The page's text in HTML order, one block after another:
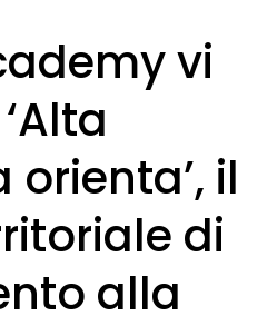
vi
il
di
alla